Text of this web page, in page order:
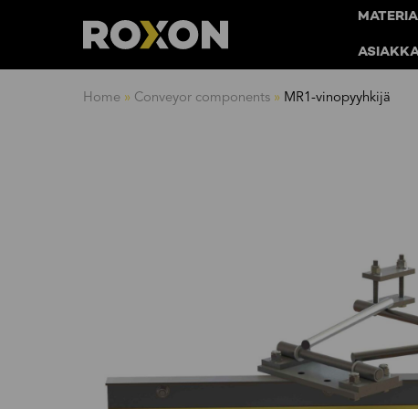
Home » Conveyor components » MR1-vinopyyhkijä